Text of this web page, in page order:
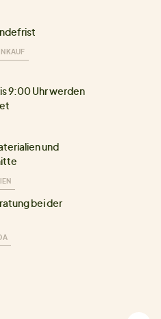
9:00 Uhr werden
und
bei der